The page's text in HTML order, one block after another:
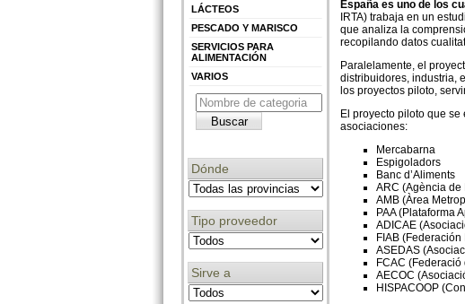
LÁCTEOS
PESCADO Y MARISCO
SERVICIOS PARA
ALIMENTACIÓN
VARIOS
Dónde
Tipo proveedor
Sirve a
España es uno de los
IRTA) trabaja en un
que analiza la
recopilando datos
Paralelamente, el
distribuidores, industria,
los proyectos piloto,
El proyecto piloto que
asociaciones:
Mercabarna
Espigoladors
Banc d’Aliments
ARC (Agència
AMB (Àrea
PAA (Plataforma
ADICAE
FIAB
ASEDAS
FCAC
AECOC
HISPACOOP